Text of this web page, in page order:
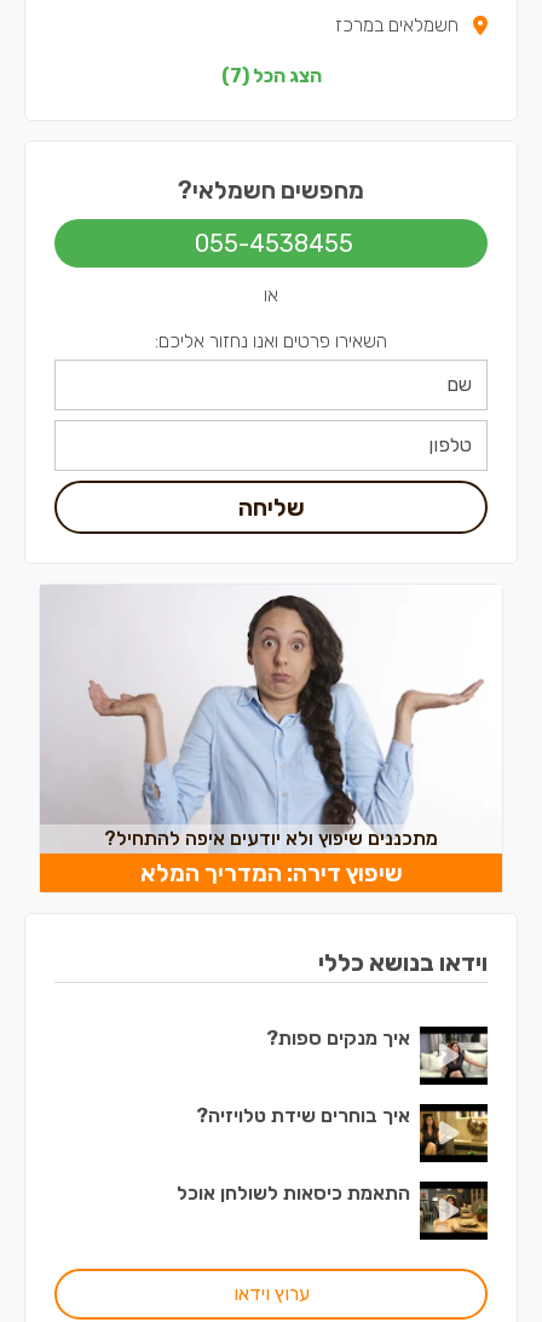
חשמלאים במרכז
חשמלאים בדרום
חשמלאים בתל אביב
הצג הכל (7)
מחפשים חשמלאי?
055-4538455
או
השאירו פרטים ואנו נחזור אליכם:
שליחה
מתכננים שיפוץ ולא יודעים איפה להתחיל?
שיפוץ דירה: המדריך המלא
וידאו בנושא כללי
איך מנקים ספות?
איך בוחרים שידת טלויזיה?
התאמת כיסאות לשולחן אוכל
ערוץ וידאו